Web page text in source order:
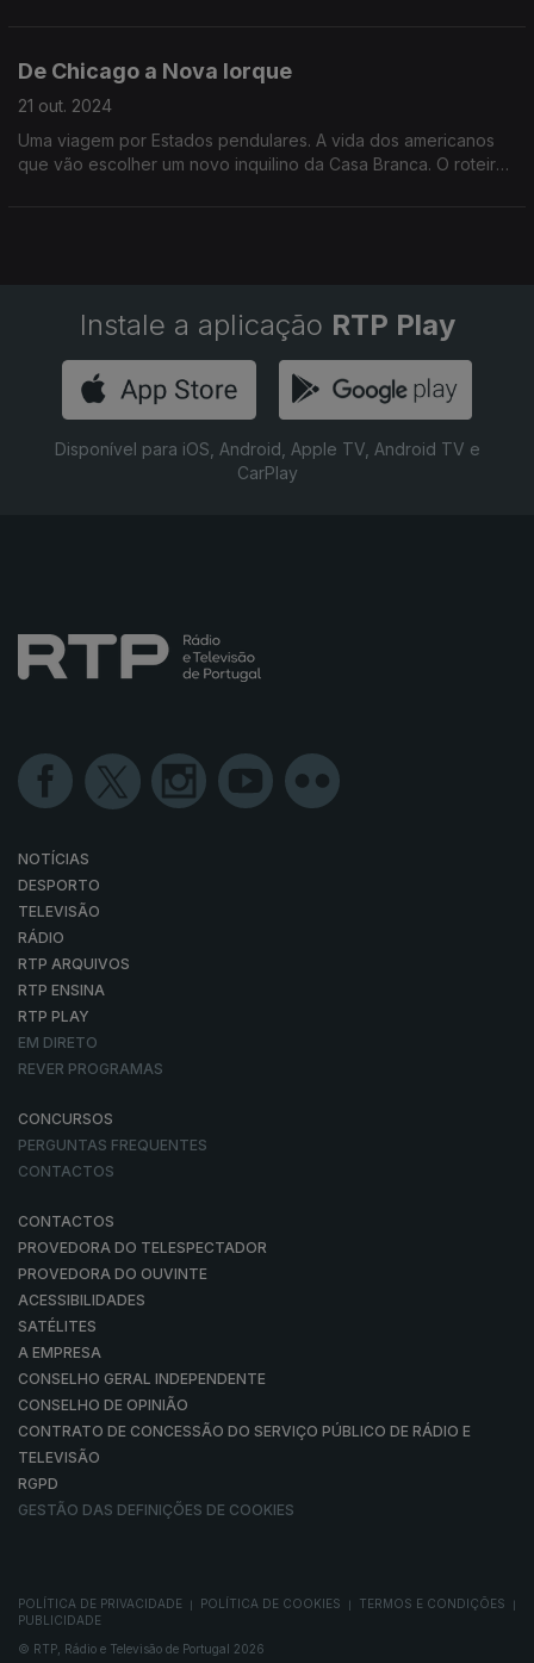
De Chicago a Nova Iorque
21 out. 2024
Uma viagem por Estados pendulares. A vida dos americanos
que vão escolher um novo inquilino da Casa Branca. O roteiro
Instale a aplicação RTP Play
Disponível para iOS, Android, Apple TV, Android TV e
CarPlay
NOTÍCIAS
DESPORTO
TELEVISÃO
RÁDIO
RTP ARQUIVOS
RTP ENSINA
RTP PLAY
EM DIRETO
REVER PROGRAMAS
CONCURSOS
PERGUNTAS FREQUENTES
CONTACTOS
CONTACTOS
PROVEDORA DO TELESPECTADOR
PROVEDORA DO OUVINTE
ACESSIBILIDADES
SATÉLITES
A EMPRESA
CONSELHO GERAL INDEPENDENTE
CONSELHO DE OPINIÃO
CONTRATO DE CONCESSÃO DO SERVIÇO PÚBLICO DE RÁDIO E
TELEVISÃO
RGPD
GESTÃO DAS DEFINIÇÕES DE COOKIES
POLÍTICA DE PRIVACIDADE POLÍTICA DE COOKIES TERMOS E CONDIÇÕES
PUBLICIDADE
© RTP, Rádio e Televisão de Portugal 2026